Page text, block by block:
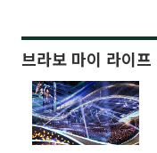
브라보 마이 라이프